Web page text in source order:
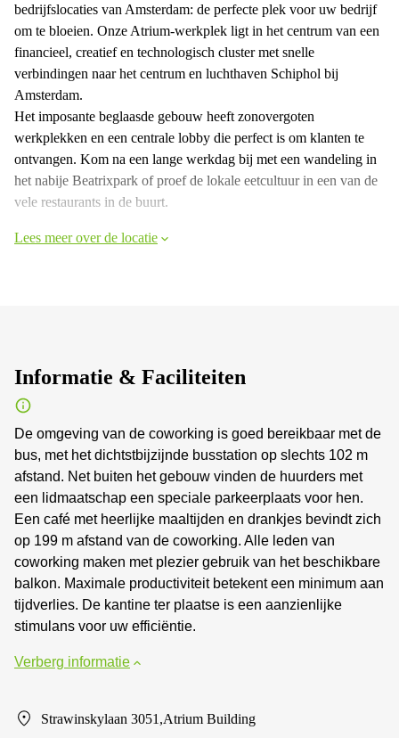
bedrijfslocaties van Amsterdam: de perfecte plek voor uw bedrijf
om te bloeien. Onze Atrium-werkplek ligt in het centrum van een
financieel, creatief en technologisch cluster met snelle
verbindingen naar het centrum en luchthaven Schiphol bij
Amsterdam.
Het imposante beglaasde gebouw heeft zonovergoten
werkplekken en een centrale lobby die perfect is om klanten te
ontvangen. Kom na een lange werkdag bij met een wandeling in
het nabije Beatrixpark of proef de lokale eetcultuur in een van de
vele restaurants in de buurt.
Lees meer over de locatie
Informatie & Faciliteiten
De omgeving van de coworking is goed bereikbaar met de
bus, met het dichtstbijzijnde busstation op slechts 102 m
afstand. Net buiten het gebouw vinden de huurders met
een lidmaatschap een speciale parkeerplaats voor hen.
Een café met heerlijke maaltijden en drankjes bevindt zich
op 199 m afstand van de coworking. Alle leden van
coworking maken met plezier gebruik van het beschikbare
balkon. Maximale productiviteit betekent een minimum aan
tijdverlies. De kantine ter plaatse is een aanzienlijke
stimulans voor uw efficiëntie.
Verberg informatie
Strawinskylaan 3051,Atrium Building